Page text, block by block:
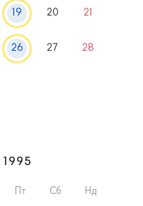
19 20 21
26 27 28
Пт Сб Нд